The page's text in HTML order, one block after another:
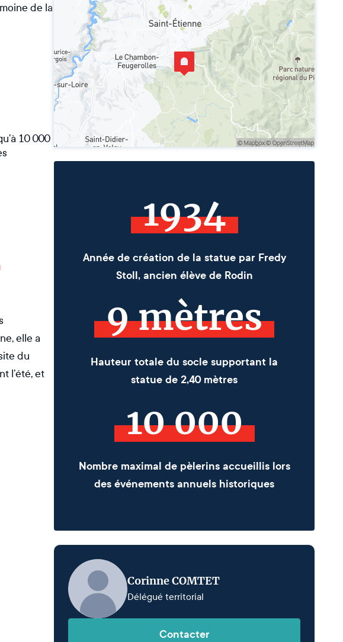
de la
10 000
elle a
du
l’été, et
1934
Année de création de la statue par Fredy
Stoll, ancien élève de Rodin
9 mètres
Hauteur totale du socle supportant la
statue de 2,40 mètres
10 000
Nombre maximal de pèlerins accueillis lors
des événements annuels historiques
Corinne COMTET
Délégué territorial
Contacter